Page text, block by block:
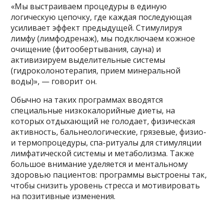
«Мы выстраиваем процедуры в единую
логическую цепочку, где каждая последующая
усиливает эффект предыдущей. Стимулируя
лимфу (лимфодренаж), мы подключаем кожное
очищение (фитообертывания, сауна) и
активизируем выделительные системы
(гидроколонотерапия, прием минеральной
воды)», — говорит он.
Обычно на таких программах вводятся
специальные низкокалорийные диеты, на
которых отдыхающий не голодает, физическая
активность, бальнеологические, грязевые, физио-
и термопроцедуры, спа-ритуалы для стимуляции
лимфатической системы и метаболизма. Также
большое внимание уделяется и ментальному
здоровью пациентов: программы выстроены так,
чтобы снизить уровень стресса и мотивировать
на позитивные изменения.